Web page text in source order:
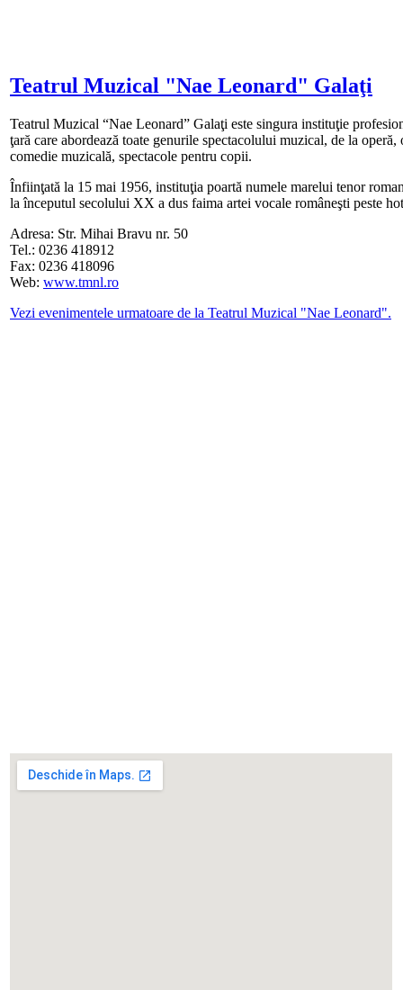
Teatrul Muzical "Nae Leonard" Galaţi
Teatrul Muzical “Nae Leonard” Galaţi este singura instituţie
ţară care abordează toate genurile spectacolului muzical, de la
comedie muzicală, spectacole pentru copii.
Înfiinţată la 15 mai 1956, instituţia poartă numele marelui tenor
la începutul secolului XX a dus faima artei vocale româneşti peste
Adresa: Str. Mihai Bravu nr. 50
Tel.: 0236 418912
Fax: 0236 418096
Web: www.tmnl.ro
Vezi evenimentele urmatoare de la Teatrul Muzical "Nae Leonard".